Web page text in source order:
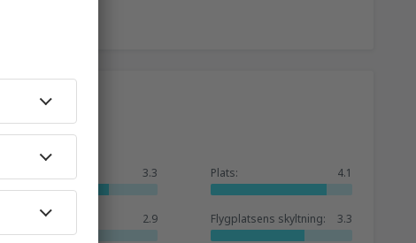
3.3 Plats: 4.1
Väntrum: 2.9 Flygplatsens skyltning: 3.3